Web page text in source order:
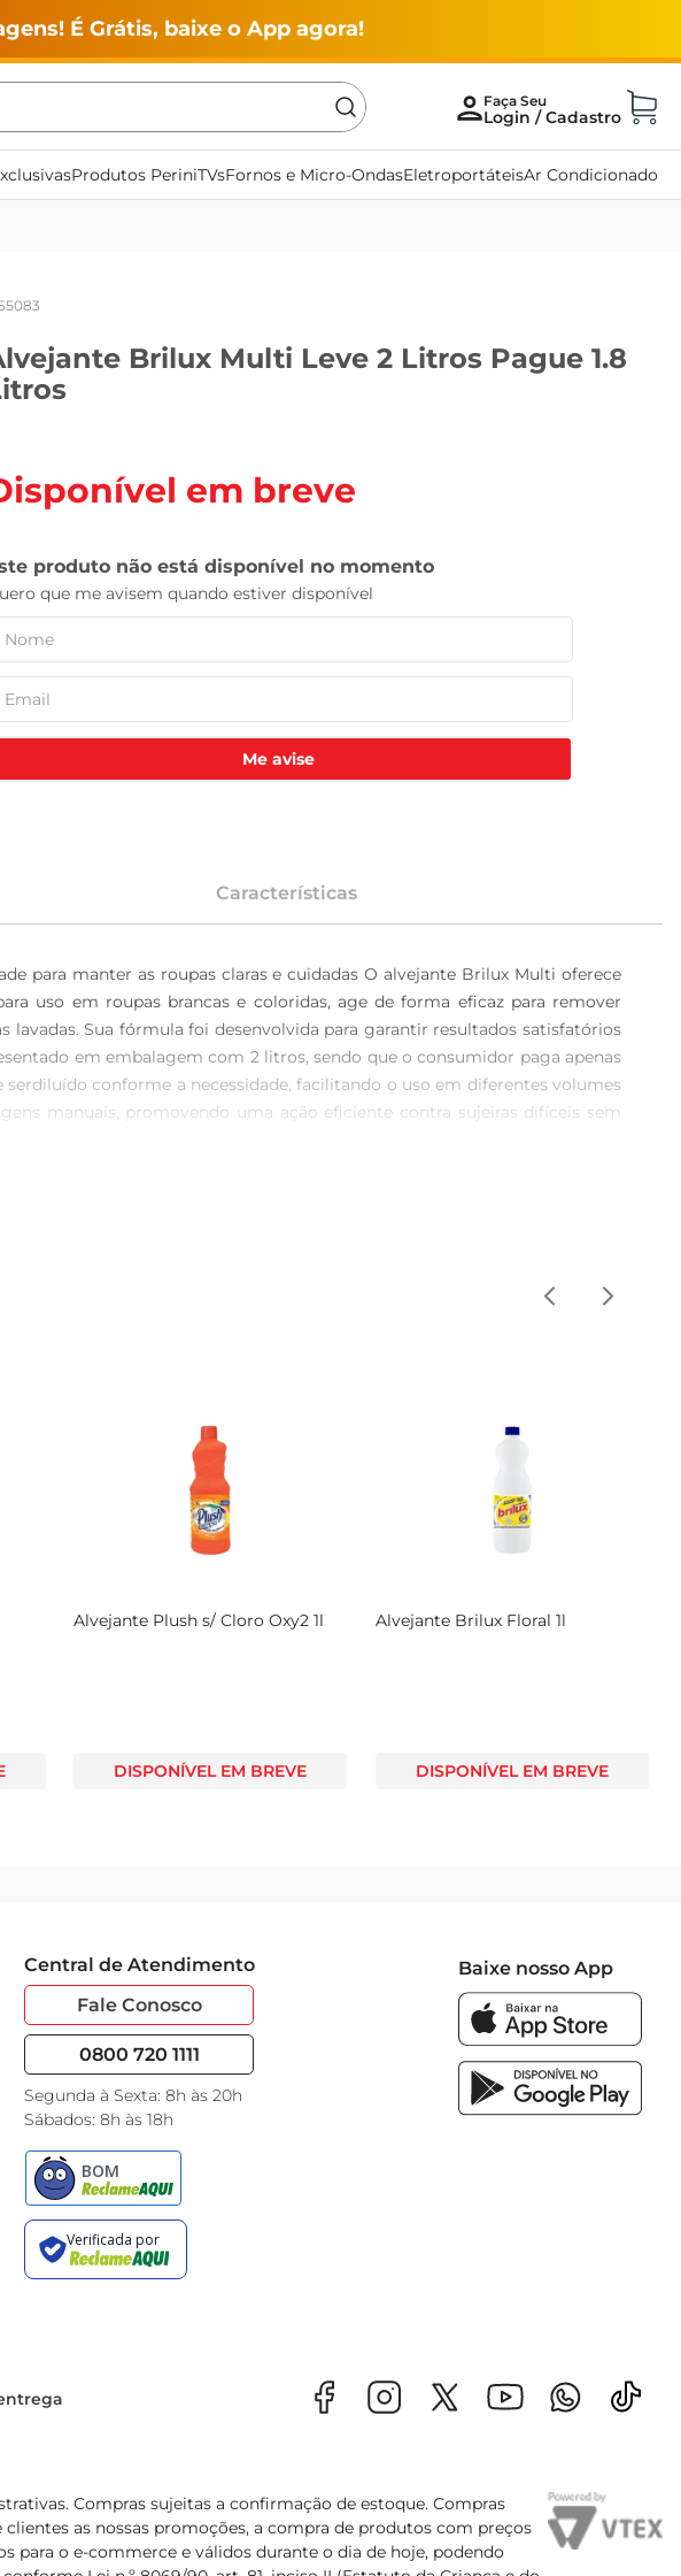
É Grátis, baixe o App agora!
Produtos PeriniTVsFornos e Micro-OndasEletroportáteisAr Condicionado
Brilux Multi Leve 2 Litros Pague 1.8
em breve
Me avise
Características
para manter as roupas claras e cuidadas O alvejante Brilux Multi oferece
uso em roupas brancas e coloridas, age de forma eficaz para remover
Sua fórmula foi desenvolvida para garantir resultados satisfatórios
em embalagem com 2 litros, sendo que o consumidor paga apenas
conforme a necessidade, facilitando o uso em diferentes volumes
manuais, promovendo uma ação eficiente contra sujeiras difíceis sem
têxteis, ampliando as possibilidades de uso sem causar danos ou desgaste
Alvejante Plush s/ Cloro Oxy2 1l
DISPONÍVEL EM BREVE
Alvejante Brilux Floral 1l
DISPONÍVEL EM BREVE
Central de Atendimento
Fale Conosco
0800 720 1111
Segunda à Sexta: 8h às 20h
Sábados: 8h às 18h
Baixe nosso App
Compras sujeitas a confirmação de estoque. Compras
as nossas promoções, a compra de produtos com preços
para o e-commerce e válidos durante o dia de hoje, podendo